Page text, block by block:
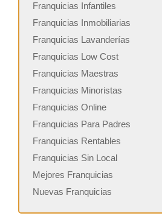
Franquicias Infantiles
Franquicias Inmobiliarias
Franquicias Lavanderías
Franquicias Low Cost
Franquicias Maestras
Franquicias Minoristas
Franquicias Online
Franquicias Para Padres
Franquicias Rentables
Franquicias Sin Local
Mejores Franquicias
Nuevas Franquicias